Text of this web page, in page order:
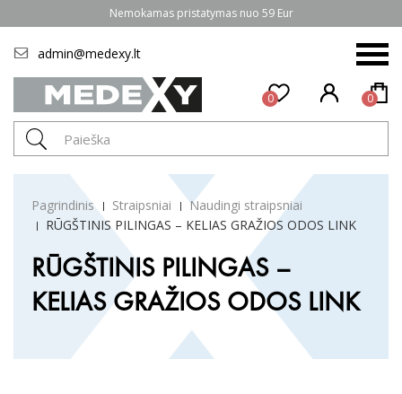
Nemokamas pristatymas nuo 59 Eur
admin@medexy.lt
0 0
Pagrindinis Straipsniai
Naudingi straipsniai
RŪGŠTINIS PILINGAS – KELIAS GRAŽIOS ODOS LINK
RŪGŠTINIS PILINGAS –
KELIAS GRAŽIOS ODOS LINK